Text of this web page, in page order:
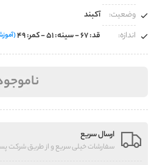
وضعیت:
آکبند
اندازه:
قد: ۶۷ - سینه: ۵۱ - کمر: ۴۹
ارسال سریع
سفارشات خیلی سریع و از طریق شرکت